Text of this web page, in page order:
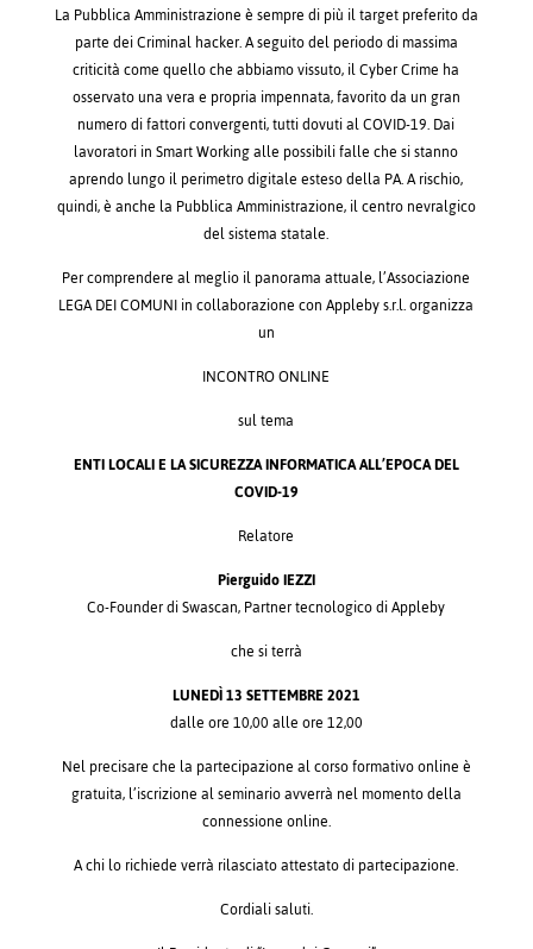
La Pubblica Amministrazione è sempre di più il target preferito da
parte dei Criminal hacker. A seguito del periodo di massima
criticità come quello che abbiamo vissuto, il Cyber Crime ha
osservato una vera e propria impennata, favorito da un gran
numero di fattori convergenti, tutti dovuti al COVID-19. Dai
lavoratori in Smart Working alle possibili falle che si stanno
aprendo lungo il perimetro digitale esteso della PA. A rischio,
quindi, è anche la Pubblica Amministrazione, il centro nevralgico
del sistema statale.
Per comprendere al meglio il panorama attuale, l’Associazione
LEGA DEI COMUNI in collaborazione con Appleby s.r.l. organizza
un
INCONTRO ONLINE
sul tema
ENTI LOCALI E LA SICUREZZA INFORMATICA ALL’EPOCA DEL
COVID-19
Relatore
Pierguido IEZZI
Co-Founder di Swascan, Partner tecnologico di Appleby
che si terrà
LUNEDÌ 13 SETTEMBRE 2021
dalle ore 10,00 alle ore 12,00
Nel precisare che la partecipazione al corso formativo online è
gratuita, l’iscrizione al seminario avverrà nel momento della
connessione online.
A chi lo richiede verrà rilasciato attestato di partecipazione.
Cordiali saluti.